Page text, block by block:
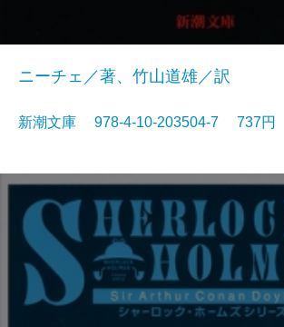
ニーチェ／著、竹山道雄／訳
新潮文庫 978-4-10-203504-7 737円